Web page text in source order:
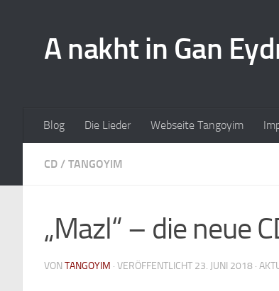
A nakht in Gan
Blog Die Lieder Webseite Tangoyim
CD / TANGOYIM
„Mazl“ – die neue
VON TANGOYIM · VERÖFFENTLICHT 23. JUNI 2018 ·